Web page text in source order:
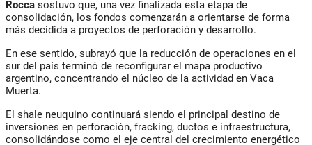
Rocca sostuvo que, una vez finalizada esta etapa de
consolidación, los fondos comenzarán a orientarse de forma
más decidida a proyectos de perforación y desarrollo.
En ese sentido, subrayó que la reducción de operaciones en el
sur del país terminó de reconfigurar el mapa productivo
argentino, concentrando el núcleo de la actividad en Vaca
Muerta.
El shale neuquino continuará siendo el principal destino de
inversiones en perforación, fracking, ductos e infraestructura,
consolidándose como el eje central del crecimiento energético